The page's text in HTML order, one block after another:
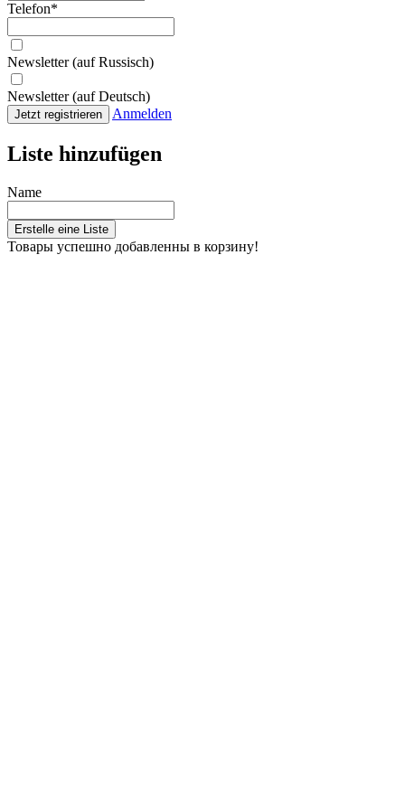
Telefon*
Newsletter (auf Russisch)
Newsletter (auf Deutsch)
Jetzt registrieren Anmelden
Liste hinzufügen
Name
Erstelle eine Liste
Товары успешно добавленны в корзину!